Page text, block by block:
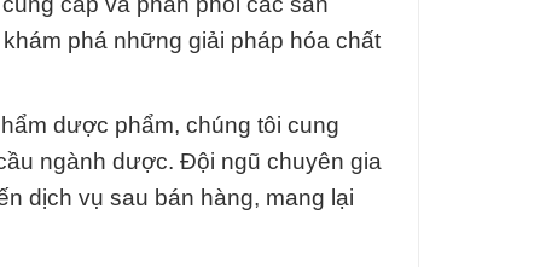
phá những giải pháp hóa chất
dược phẩm, chúng tôi cung
ngành dược. Đội ngũ chuyên gia
dịch vụ sau bán hàng, mang lại